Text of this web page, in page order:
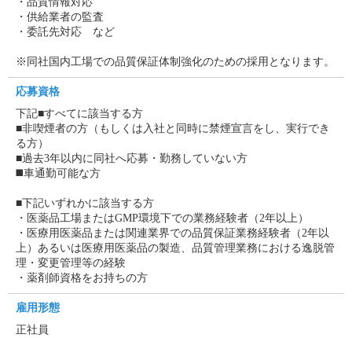
・供給業者の監査
・委託先対応 など
※同社国内工場での品質保証体制強化のための採用となります。
応募資格
下記■すべてに該当する方
■非喫煙者の方（もしくは入社と同時に禁煙宣言をし、実行でき
る方）
■過去3年以内に同社へ応募・勤務していない方
◼️車通勤可能な方
■下記いずれかに該当する方
・医薬品工場またはGMP環境下での業務経験者（2年以上）
・医療用医薬品または関連業界での品質保証業務経験者（2年以
上）あるいは医療用医薬品の製造、品質管理業務における逸脱管
理・変更管理等の経験
・薬剤師資格をお持ちの方
雇用形態
正社員